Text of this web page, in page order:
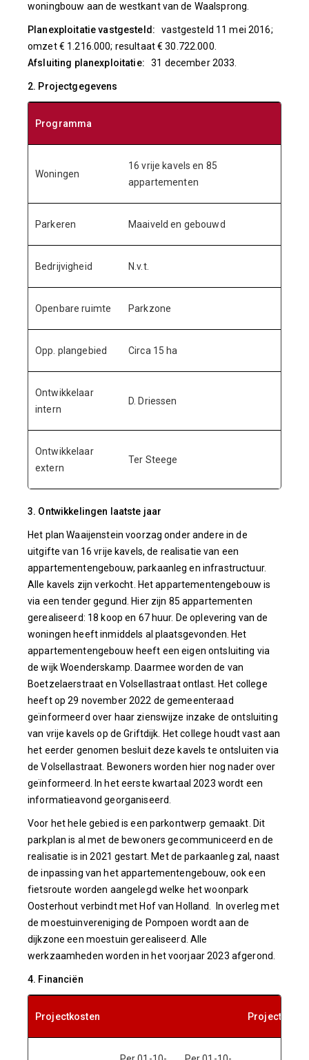
woningbouw aan de westkant van de Waalsprong.
Planexploitatie vastgesteld:vastgesteld 11 mei 2016;
omzet € 1.216.000; resultaat € 30.722.000.
Afsluiting planexploitatie:31 december 2033.
2. Projectgegevens
Programma
Woningen
16 vrije kavels en 85
appartementen
Parkeren Maaiveld en gebouwd
Bedrijvigheid N.v.t.
Openbare ruimte Parkzone
Opp. plangebied Circa 15 ha
Ontwikkelaar
intern
D. Driessen
Ontwikkelaar
extern
Ter Steege
3. Ontwikkelingen laatste jaar
Het plan Waaijenstein voorzag onder andere in de
uitgifte van 16 vrije kavels, de realisatie van een
appartementengebouw, parkaanleg en infrastructuur.
Alle kavels zijn verkocht. Het appartementengebouw is
via een tender gegund. Hier zijn 85 appartementen
gerealiseerd: 18 koop en 67 huur. De oplevering van de
woningen heeft inmiddels al plaatsgevonden. Het
appartementengebouw heeft een eigen ontsluiting via
de wijk Woenderskamp. Daarmee worden de van
Boetzelaerstraat en Volsellastraat ontlast. Het college
heeft op 29 november 2022 de gemeenteraad
geïnformeerd over haar zienswijze inzake de ontsluiting
van vrije kavels op de Griftdijk. Het college houdt vast aan
het eerder genomen besluit deze kavels te ontsluiten via
de Volsellastraat. Bewoners worden hier nog nader over
geïnformeerd. In het eerste kwartaal 2023 wordt een
informatieavond georganiseerd.
Voor het hele gebied is een parkontwerp gemaakt. Dit
parkplan is al met de bewoners gecommuniceerd en de
realisatie is in 2021 gestart. Met de parkaanleg zal, naast
de inpassing van het appartementengebouw, ook een
fietsroute worden aangelegd welke het woonpark
Oosterhout verbindt met Hof van Holland. In overleg met
de moestuinvereniging de Pompoen wordt aan de
dijkzone een moestuin gerealiseerd. Alle
werkzaamheden worden in het voorjaar 2023 afgerond.
4. Financiën
Projectkosten